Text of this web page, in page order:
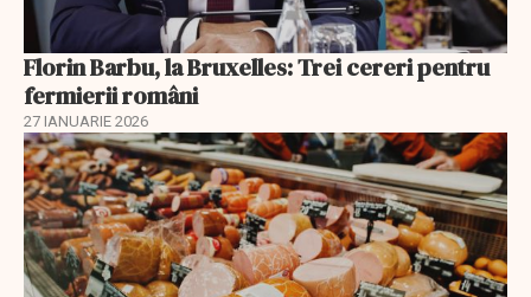
Florin Barbu, la Bruxelles: Trei cereri pentru
fermierii români
27 IANUARIE 2026